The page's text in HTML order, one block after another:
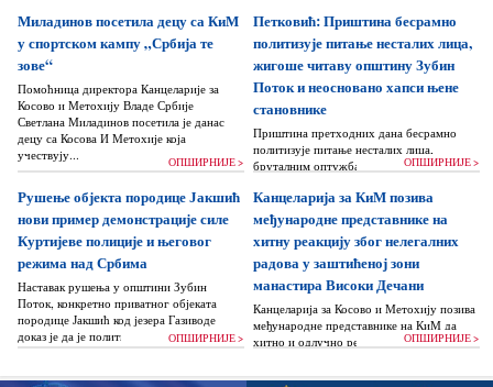
Миладинов посетила децу са КиМ
у спортском кампу „Србија те
зове“
Помоћница директора Канцеларије за
Косово и Метохију Владе Србије
Светлана Миладинов посетила је данас
децу са Косова И Метохије која
учествују...
ОПШИРНИЈЕ >
Петковић: Приштина бесрамно
политизује питање несталих лица,
жигоше читаву општину Зубин
Поток и неосновано хапси њене
становнике
Приштина претходних дана бесрамно
политизује питање несталих лица,
бруталним оптужбама на рачун Београда
жигоше...
ОПШИРНИЈЕ >
Рушење објекта породице Јакшић
нови пример демонстрације силе
Куртијеве полиције и његовог
режима над Србима
Наставак рушења у општини Зубин
Поток, конкретно приватног објеката
породице Јакшић код језера Газиводе
доказ је да је политика Аљбина Куртија...
ОПШИРНИЈЕ >
Канцеларија за КиМ позива
међународне представнике на
хитну реакцију због нелегалних
радова у заштићеној зони
манастира Високи Дечани
Канцеларија за Косово и Метохију позива
међународне представнике на КиМ да
хитно и одлучно реагују и да без
нелегалних грађевинских...
ОПШИРНИЈЕ >